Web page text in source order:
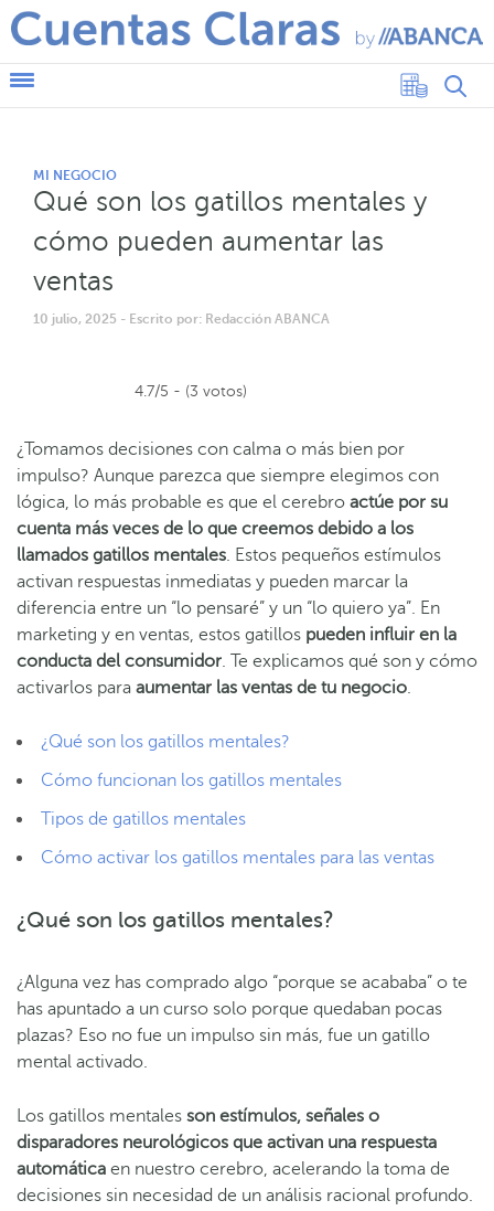
MI NEGOCIO
Qué son los gatillos mentales y
cómo pueden aumentar las
ventas
10 julio, 2025 - Escrito por: Redacción ABANCA
4.7/5 - (3 votos)
¿Tomamos decisiones con calma o más bien por
impulso? Aunque parezca que siempre elegimos con
lógica, lo más probable es que el cerebro actúe por su
cuenta más veces de lo que creemos debido a los
llamados gatillos mentales. Estos pequeños estímulos
activan respuestas inmediatas y pueden marcar la
diferencia entre un “lo pensaré” y un “lo quiero ya”. En
marketing y en ventas, estos gatillos pueden influir en la
conducta del consumidor. Te explicamos qué son y cómo
activarlos para aumentar las ventas de tu negocio.
¿Qué son los gatillos mentales?
Cómo funcionan los gatillos mentales
Tipos de gatillos mentales
Cómo activar los gatillos mentales para las ventas
¿Qué son los gatillos mentales?
¿Alguna vez has comprado algo “porque se acababa” o te
has apuntado a un curso solo porque quedaban pocas
plazas? Eso no fue un impulso sin más, fue un gatillo
mental activado.
Los gatillos mentales son estímulos, señales o
disparadores neurológicos que activan una respuesta
automática en nuestro cerebro, acelerando la toma de
decisiones sin necesidad de un análisis racional profundo.